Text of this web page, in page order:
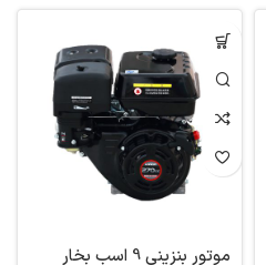
موتور بنزینی 9 اسب بخار